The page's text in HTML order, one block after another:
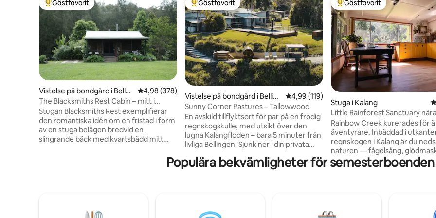
Populär gästfavorit
Gästfavorit
Vistelse på bondgård i Bellbr
ook
4,98 av 5 i genomsnittligt betyg, 378 omdömen
4,98 (378)
The Blacksmiths Rest Cabin – mitt i
skogsbäcken
Stugan Blacksmiths Rest exemplifierar
den romantiska idén om en fristad i form
av en stuga belägen bredvid en
slingrande bäck med kvartsbädd mitt
ansiktsmassage Din hund är också
Populär gästfavorit
Gästfavorit
Vistelse på bondgård i Belling
en
4,99 av 5 i genomsnittligt betyg, 119
4,99 (119)
Sunny Corner Pastures – Tallowwood
En avskild tillflyktsort för par på en frodig
regnskogskulle, med utsikt över den
lugna Kalangfloden – bara 5 minuter från
livliga Bellingen. Sjunk ner i din privata
i en lyxig dubbelsäng och mys vid
vedspisen på vintern eller svalka dig i den
Populär gästfavorit
Gästfavorit
Stuga i Kalang
Little Rainforest Sanctuary
Rainbow Creek kurerades för
äventyrare. Inbäddad i
regnskogen i Kalang är du
naturen — fågelsång,
miljon stjärnor på natten. Njut av lyxigt
bekväma utrymmen för vila
Bellingen för att känna att du
har flytt men tillräckligt nära för
Populära bekvämligheter för